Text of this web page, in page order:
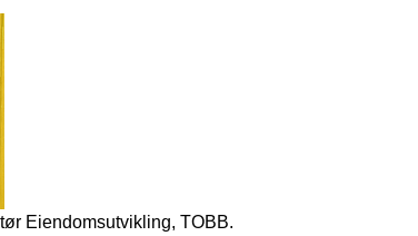
Eiendomsutvikling, TOBB.